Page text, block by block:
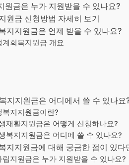
원금은 누가 지원받을 수 있나요?
원금 신청방법 자세히 보기
지지원금은 언제 받을 수 있나요?
회복지원금 개요
지지원금은 어디에서 쓸 수 있나요
지지원금이란?
재활지원금은 어떻게 신청하나요?
복지지원금은 어디에 쓸 수 있나요?
지지원금에 대해 궁금한 점이 있다
지원금은 누가 지원받을 수 있나요?